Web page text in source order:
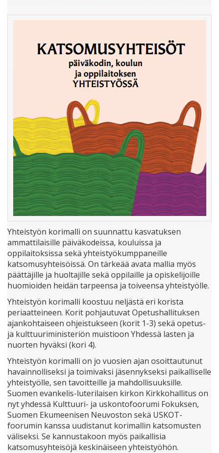
Yhteistyön korimalli on suunnattu kasvatuksen
ammattilaisille päiväkodeissa, kouluissa ja
oppilaitoksissa sekä yhteistyökumppaneille
katsomusyhteisöissä. On tärkeää avata mallia myös
päättäjille ja huoltajille sekä oppilaille ja opiskelijoille
huomioiden heidän tarpeensa ja toiveensa yhteistyölle.
Yhteistyön korimalli koostuu neljästä eri korista
periaatteineen. Korit pohjautuvat Opetushallituksen
ajankohtaiseen ohjeistukseen (korit 1-3) sekä opetus-
ja kulttuuriministeriön muistioon Yhdessä lasten ja
nuorten hyväksi (kori 4).
Yhteistyön korimalli on jo vuosien ajan osoittautunut
havainnolliseksi ja toimivaksi jäsennykseksi paikalliselle
yhteistyölle, sen tavoitteille ja mahdollisuuksille.
Suomen evankelis-luterilaisen kirkon Kirkkohallitus on
nyt yhdessä Kulttuuri- ja uskontofoorumi Fokuksen,
Suomen Ekumeenisen Neuvoston sekä USKOT-
foorumin kanssa uudistanut korimallin katsomusten
väliseksi. Se kannustakoon myös paikallisia
katsomusyhteisöjä keskinäiseen yhteistyöhön.